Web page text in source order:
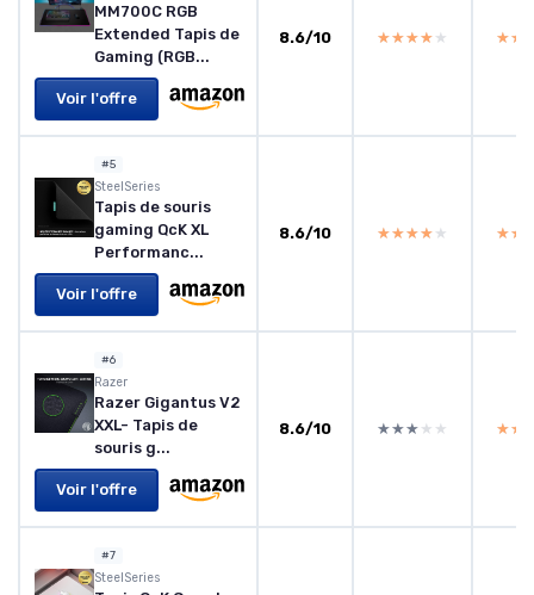
MM700C RGB
Extended Tapis de
Gaming (RGB...
Voir l'offre
8.6/10 ★★★★★
★★★★★
#5
SteelSeries
Tapis de souris
gaming QcK XL
Performanc...
Voir l'offre
8.6/10 ★★★★★
★★★★★
#6
Razer
Razer Gigantus V2
XXL- Tapis de
souris g...
Voir l'offre
8.6/10 ★★★★★
★★★★★
#7
SteelSeries